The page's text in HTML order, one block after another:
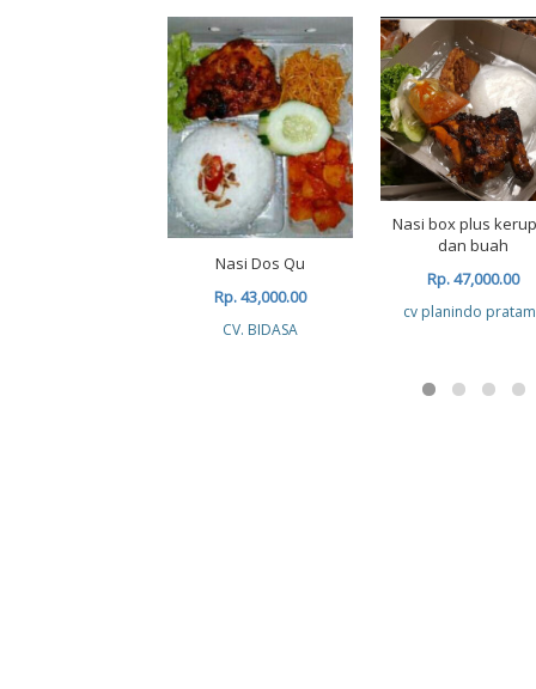
Nasi Dos Qu
Rp. 43,000.00
CV. BIDASA
Nasi box plus
dan buah
Rp. 47,000.00
cv planindo